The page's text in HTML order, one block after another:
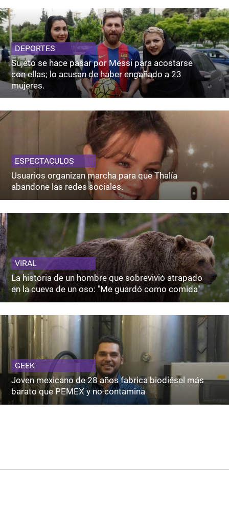
DEPORTES
Sujeto se hace pasar por Messi para acostarse
con ellas; lo acusan de haber engañado a 23
mujeres.
ESPECTACULOS
Usuarios organizan marcha para que Thalía
abandone las redes sociales.
VIRAL
La historia de un hombre que sobrevivió atrapado
en la cueva de un oso: "Me guardó como comida"
GEEK
Joven mexicano de 28 años fabrica biodiésel más
barato que PEMEX y no contamina